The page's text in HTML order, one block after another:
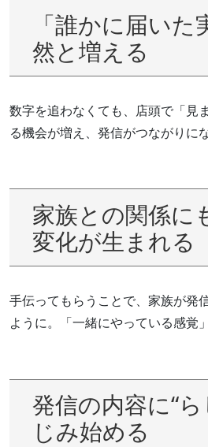
「誰かに届いた
然と増える
数字を追わなくても、店頭で「見
る機会が増え、発信がつながりに
家族との関係に
変化が生まれる
手伝ってもらうことで、家族が発
ように。「一緒にやっている感覚
発信の内容に“
じみ始める